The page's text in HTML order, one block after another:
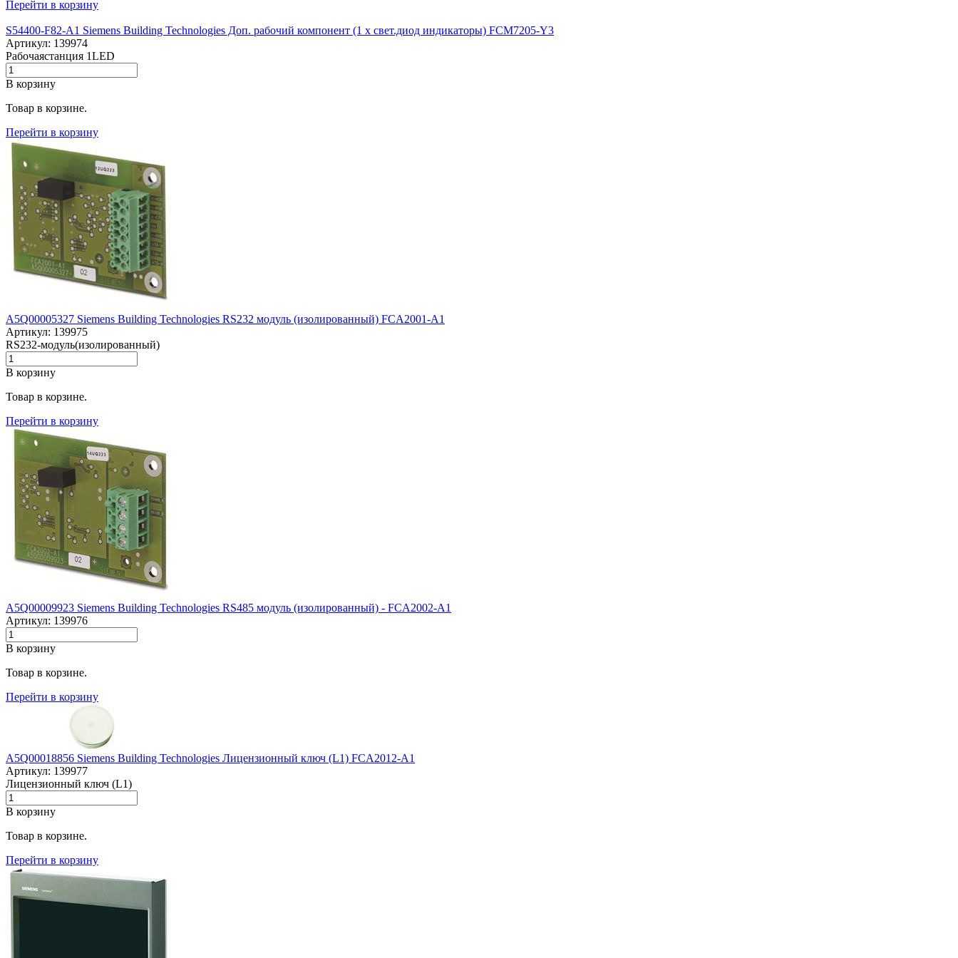
Перейти в корзину
S54400-F82-A1 Siemens Building Technologies Доп. рабочий компонент (1 x свет.диод индикаторы) FCM7205-Y3
Артикул: 139974
Рабочаястанция 1LED
В корзину
Товар в корзине.
Перейти в корзину
A5Q00005327 Siemens Building Technologies RS232 модуль (изолированный) FCA2001-A1
Артикул: 139975
RS232-модуль(изолированный)
В корзину
Товар в корзине.
Перейти в корзину
A5Q00009923 Siemens Building Technologies RS485 модуль (изолированный) - FCA2002-A1
Артикул: 139976
В корзину
Товар в корзине.
Перейти в корзину
A5Q00018856 Siemens Building Technologies Лицензионный ключ (L1) FCA2012-A1
Артикул: 139977
Лицензионный ключ (L1)
В корзину
Товар в корзине.
Перейти в корзину